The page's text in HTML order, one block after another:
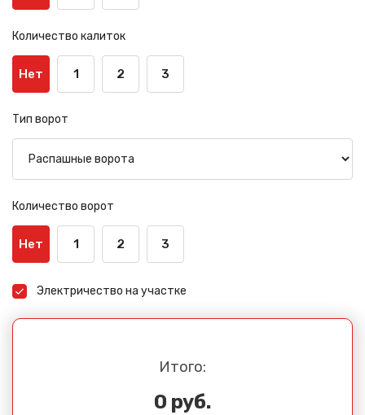
Количество калиток
Нет 1 2 3
Тип ворот
Количество ворот
Нет 1 2 3
Электричество на участке
Итого:
0 руб.